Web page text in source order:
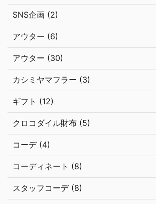
SNS企画 (2)
アウター (6)
アウター (30)
カシミヤマフラー (3)
ギフト (12)
クロコダイル財布 (5)
コーデ (4)
コーディネート (8)
スタッフコーデ (8)